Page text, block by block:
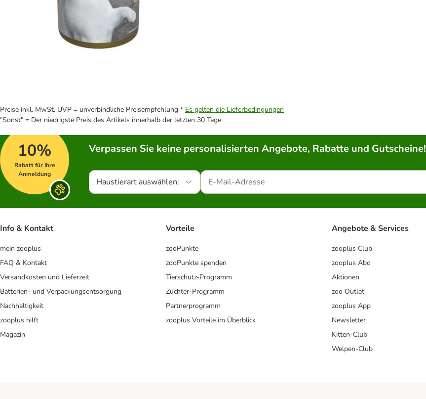
Preise inkl. MwSt. UVP = unverbindliche Preisempfehlung * Es gelten die Lieferbedingungen
"Sonst" = Der niedrigste Preis des Artikels innerhalb der letzten 30 Tage.
10%
Rabatt für Ihre
Anmeldung
Verpassen Sie keine personalisierten Angebote, Rabatte und Gutscheine!
Haustierart auswählen:
Info & Kontakt
mein zooplus
FAQ & Kontakt
Versandkosten und Lieferzeit
Batterien- und Verpackungsentsorgung
Nachhaltigkeit
zooplus hilft
Magazin
Vorteile
zooPunkte
zooPunkte spenden
Tierschutz-Programm
Züchter-Programm
Partnerprogramm
zooplus Vorteile im Überblick
Angebote & Services
zooplus Club
zooplus Abo
Aktionen
zoo Outlet
zooplus App
Newsletter
Kitten-Club
Welpen-Club